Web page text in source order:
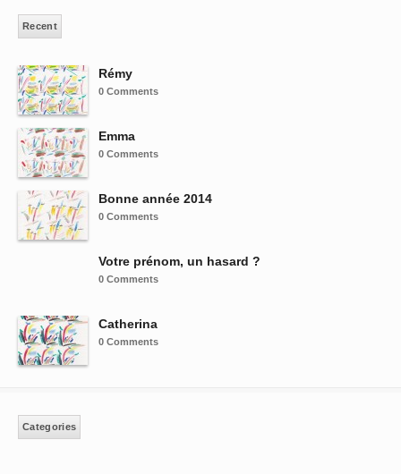
Recent
Rémy
0 Comments
Emma
0 Comments
Bonne année 2014
0 Comments
Votre prénom, un hasard ?
0 Comments
Catherina
0 Comments
Categories